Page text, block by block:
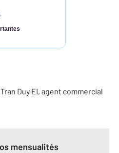
Tran Duy EI, agent commercial
mensualités